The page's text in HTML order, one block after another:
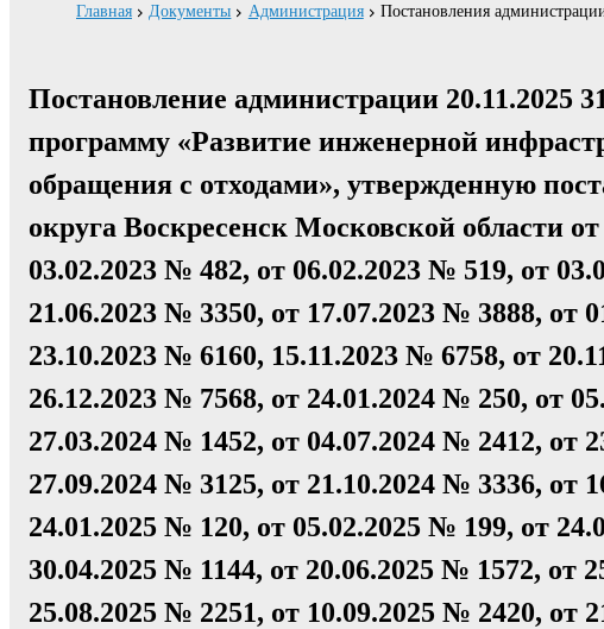
Главная Документы Администрация Постановления
Постановление администрации
программу «Развитие инженерной
обращения с отходами», утвержденную
округа Воскресенск Московской области
03.02.2023 № 482, от 06.02.2023 № 519, от
21.06.2023 № 3350, от 17.07.2023 № 3888, от
23.10.2023 № 6160, 15.11.2023 № 6758, от
26.12.2023 № 7568, от 24.01.2024 № 250, от
27.03.2024 № 1452, от 04.07.2024 № 2412, от
27.09.2024 № 3125, от 21.10.2024 № 3336, от
24.01.2025 № 120, от 05.02.2025 № 199, от
30.04.2025 № 1144, от 20.06.2025 № 1572, от
25.08.2025 № 2251, от 10.09.2025 № 2420, от